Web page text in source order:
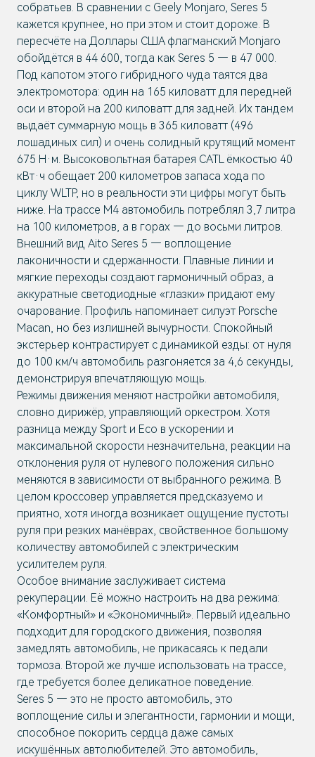
собратьев. В сравнении с Geely Monjaro, Seres 5
кажется крупнее, но при этом и стоит дороже. В
пересчёте на Доллары США флагманский Monjaro
обойдётся в 44 600, тогда как Seres 5 — в 47 000.
Под капотом этого гибридного чуда таятся два
электромотора: один на 165 киловатт для передней
оси и второй на 200 киловатт для задней. Их тандем
выдаёт суммарную мощь в 365 киловатт (496
лошадиных сил) и очень солидный крутящий момент
675 Н·м. Высоковольтная батарея CATL ёмкостью 40
кВт·ч обещает 200 километров запаса хода по
циклу WLTP, но в реальности эти цифры могут быть
ниже. На трассе М4 автомобиль потреблял 3,7 литра
на 100 километров, а в горах — до восьми литров.
Внешний вид Aito Seres 5 — воплощение
лаконичности и сдержанности. Плавные линии и
мягкие переходы создают гармоничный образ, а
аккуратные светодиодные «глазки» придают ему
очарование. Профиль напоминает силуэт Porsche
Macan, но без излишней вычурности. Спокойный
экстерьер контрастирует с динамикой езды: от нуля
до 100 км/ч автомобиль разгоняется за 4,6 секунды,
демонстрируя впечатляющую мощь.
Режимы движения меняют настройки автомобиля,
словно дирижёр, управляющий оркестром. Хотя
разница между Sport и Eco в ускорении и
максимальной скорости незначительна, реакции на
отклонения руля от нулевого положения сильно
меняются в зависимости от выбранного режима. В
целом кроссовер управляется предсказуемо и
приятно, хотя иногда возникает ощущение пустоты
руля при резких манёврах, свойственное большому
количеству автомобилей с электрическим
усилителем руля.
Особое внимание заслуживает система
рекуперации. Её можно настроить на два режима:
«Комфортный» и «Экономичный». Первый идеально
подходит для городского движения, позволяя
замедлять автомобиль, не прикасаясь к педали
тормоза. Второй же лучше использовать на трассе,
где требуется более деликатное поведение.
Seres 5 — это не просто автомобиль, это
воплощение силы и элегантности, гармонии и мощи,
способное покорить сердца даже самых
искушённых автолюбителей. Это автомобиль,